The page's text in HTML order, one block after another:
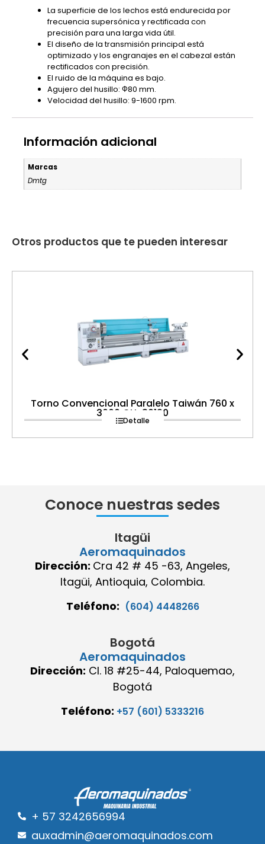
La superficie de los lechos está endurecida por
frecuencia supersónica y rectificada con
precisión para una larga vida útil.
El diseño de la transmisión principal está
optimizado y los engranajes en el cabezal están
rectificados con precisión.
El ruido de la máquina es bajo.
Agujero del husillo: Ф80 mm.
Velocidad del husillo: 9-1600 rpm.
Información adicional
Marcas
Dmtg
Otros productos que te pueden interesar
Torno Convencional Paralelo Taiwán 760 x
3000 CH-30120
Detalle
Conoce nuestras sedes
Itagüi
Aeromaquinados
Dirección: Cra 42 # 45 -63, Angeles,
Itagüi, Antioquia, Colombia.
Teléfono: (604) 4448266
Bogotá
Aeromaquinados
Dirección: Cl. 18 #25-44, Paloquemao,
Bogotá
Teléfono: +57 (601) 5333216
+ 57 3242656994
auxadmin@aeromaquinados.com